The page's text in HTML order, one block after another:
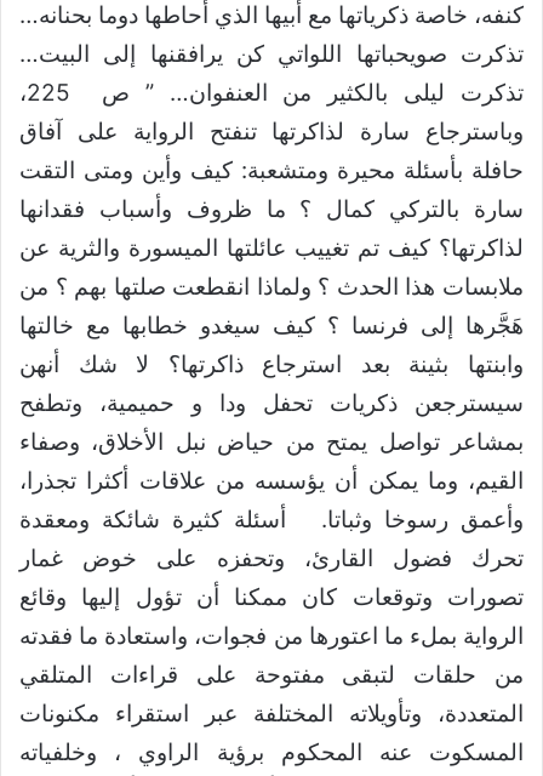
كنفه، خاصة ذكرياتها مع أبيها الذي أحاطها دوما بحنانه…
تذكرت صويحباتها اللواتي كن يرافقنها إلى البيت…
تذكرت ليلى بالكثير من العنفوان… ” ص 225،
وباسترجاع سارة لذاكرتها تنفتح الرواية على آفاق
حافلة بأسئلة محيرة ومتشعبة: كيف وأين ومتى التقت
سارة بالتركي كمال ؟ ما ظروف وأسباب فقدانها
لذاكرتها؟ كيف تم تغييب عائلتها الميسورة والثرية عن
ملابسات هذا الحدث ؟ ولماذا انقطعت صلتها بهم ؟ من
هَجَّرها إلى فرنسا ؟ كيف سيغدو خطابها مع خالتها
وابنتها بثينة بعد استرجاع ذاكرتها؟ لا شك أنهن
سيسترجعن ذكريات تحفل ودا و حميمية، وتطفح
بمشاعر تواصل يمتح من حياض نبل الأخلاق، وصفاء
القيم، وما يمكن أن يؤسسه من علاقات أكثرا تجذرا،
وأعمق رسوخا وثباتا. أسئلة كثيرة شائكة ومعقدة
تحرك فضول القارئ، وتحفزه على خوض غمار
تصورات وتوقعات كان ممكنا أن تؤول إليها وقائع
الرواية بملء ما اعتورها من فجوات، واستعادة ما فقدته
من حلقات لتبقى مفتوحة على قراءات المتلقي
المتعددة، وتأويلاته المختلفة عبر استقراء مكنونات
المسكوت عنه المحكوم برؤية الراوي ، وخلفياته